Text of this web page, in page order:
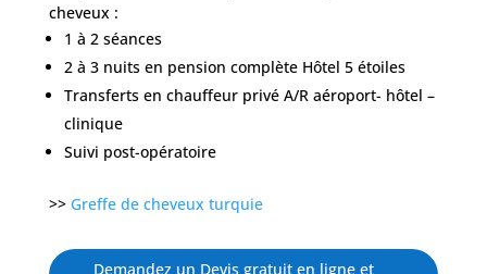
cheveux :
1 à 2 séances
2 à 3 nuits en pension complète Hôtel 5 étoiles
Transferts en chauffeur privé A/R aéroport- hôtel –
clinique
Suivi post-opératoire
>> Greffe de cheveux turquie
Demandez un Devis gratuit en ligne et